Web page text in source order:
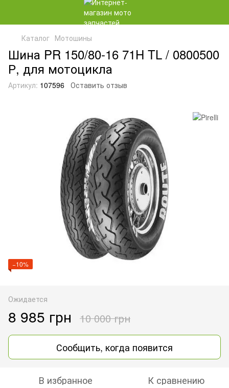
Каталог Мотошины
Шина PR 150/80-16 71H TL / 0800500
Р, для мотоцикла
Артикул: 107596 Оставить отзыв
−10%
Ожидается
8 985 грн 10 000 грн
Сообщить, когда появится
В избранное К сравнению